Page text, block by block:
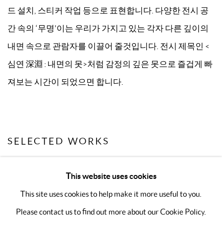
드 설치, 스티커 작업 등으로 표현합니다. 다양한 전시 공
간 속의 ‘무명'이는 우리가 가지고 있는 각자 다른 깊이의
내면 속으로 관람자를 이끌어 줄것입니다. 전시 제목인 <
심연 深淵 : 내면의 못>처럼 감정의 깊은 못으로 즐겁게 빠
져보는 시간이 되었으면 합니다.
SELECTED WORKS
MANAGE COOKIES
This website uses cookies
This site uses cookies to help make it more useful to you.
Please contact us to find out more about our Cookie Policy.